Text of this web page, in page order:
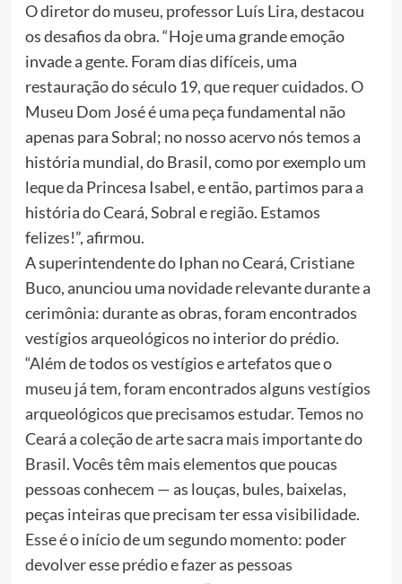
O diretor do museu, professor Luís Lira, destacou
os desafios da obra. “Hoje uma grande emoção
invade a gente. Foram dias difíceis, uma
restauração do século 19, que requer cuidados. O
Museu Dom José é uma peça fundamental não
apenas para Sobral; no nosso acervo nós temos a
história mundial, do Brasil, como por exemplo um
leque da Princesa Isabel, e então, partimos para a
história do Ceará, Sobral e região. Estamos
felizes!”, afirmou.
A superintendente do Iphan no Ceará, Cristiane
Buco, anunciou uma novidade relevante durante a
cerimônia: durante as obras, foram encontrados
vestígios arqueológicos no interior do prédio.
“Além de todos os vestígios e artefatos que o
museu já tem, foram encontrados alguns vestígios
arqueológicos que precisamos estudar. Temos no
Ceará a coleção de arte sacra mais importante do
Brasil. Vocês têm mais elementos que poucas
pessoas conhecem — as louças, bules, baixelas,
peças inteiras que precisam ter essa visibilidade.
Esse é o início de um segundo momento: poder
devolver esse prédio e fazer as pessoas